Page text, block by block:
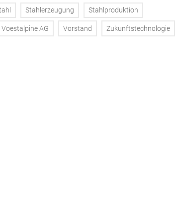
Stahlerzeugung Stahlproduktion
Voestalpine AG Vorstand Zukunftstechnologie